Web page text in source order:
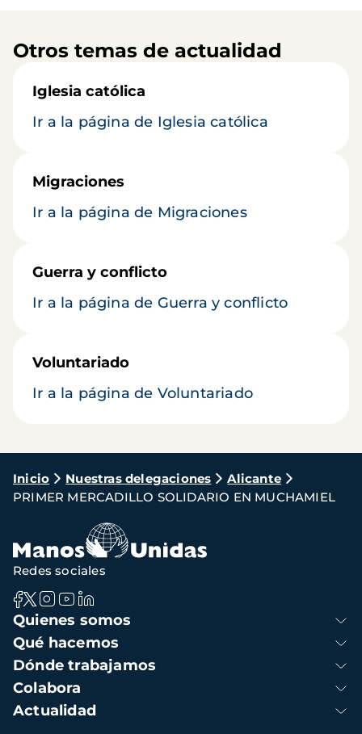
Otros temas de actualidad
Iglesia católica
Ir a la página de Iglesia católica
Migraciones
Ir a la página de Migraciones
Guerra y conflicto
Ir a la página de Guerra y conflicto
Voluntariado
Ir a la página de Voluntariado
Ruta
de
navegación
Inicio Nuestras delegaciones
Alicante
PRIMER MERCADILLO SOLIDARIO EN MUCHAMIEL
Navegación
principal
Quienes somos
Qué hacemos
Dónde trabajamos
Colabora
Actualidad
Redes sociales